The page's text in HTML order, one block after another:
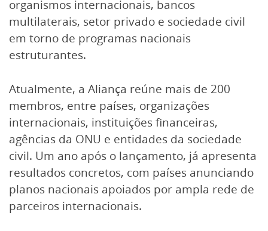
organismos internacionais, bancos
multilaterais, setor privado e sociedade civil
em torno de programas nacionais
estruturantes.
Atualmente, a Aliança reúne mais de 200
membros, entre países, organizações
internacionais, instituições financeiras,
agências da ONU e entidades da sociedade
civil. Um ano após o lançamento, já apresenta
resultados concretos, com países anunciando
planos nacionais apoiados por ampla rede de
parceiros internacionais.